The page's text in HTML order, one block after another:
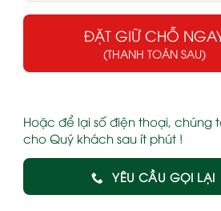
ĐẶT GIỮ CHỖ
(THANH TOÁN SAU)
Hoặc để lại số điện thoại, chúng
cho Quý khách sau ít phút !
YÊU CẦU GỌI LẠI